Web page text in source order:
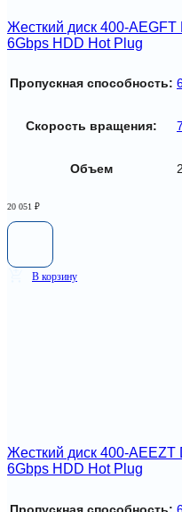
Жесткий диск 400-
6Gbps HDD Hot Plug
Пропускная способность:
Скорость вращения:
Объем
20 051 ₽
В корзину
Жесткий диск 400-AEEZT
6Gbps HDD Hot Plug